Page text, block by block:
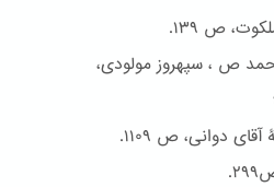
ص ، سپهروز مولودی،